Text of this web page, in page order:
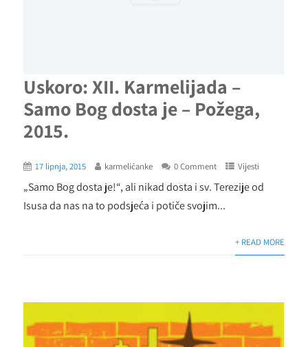
Uskoro: XII. Karmelijada –
Samo Bog dosta je – Požega,
2015.
17 lipnja, 2015 karmelićanke 0 Comment Vijesti
„Samo Bog dosta je!“, ali nikad dosta i sv. Terezije od
Isusa da nas na to podsjeća i potiče svojim...
+ READ MORE